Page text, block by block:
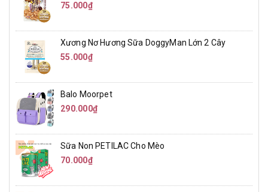
75.000₫
Xương Nơ Hương Sữa DoggyMan Lớn 2 Cây
55.000₫
Balo Moorpet
290.000₫
Sữa Non PETILAC Cho Mèo
70.000₫